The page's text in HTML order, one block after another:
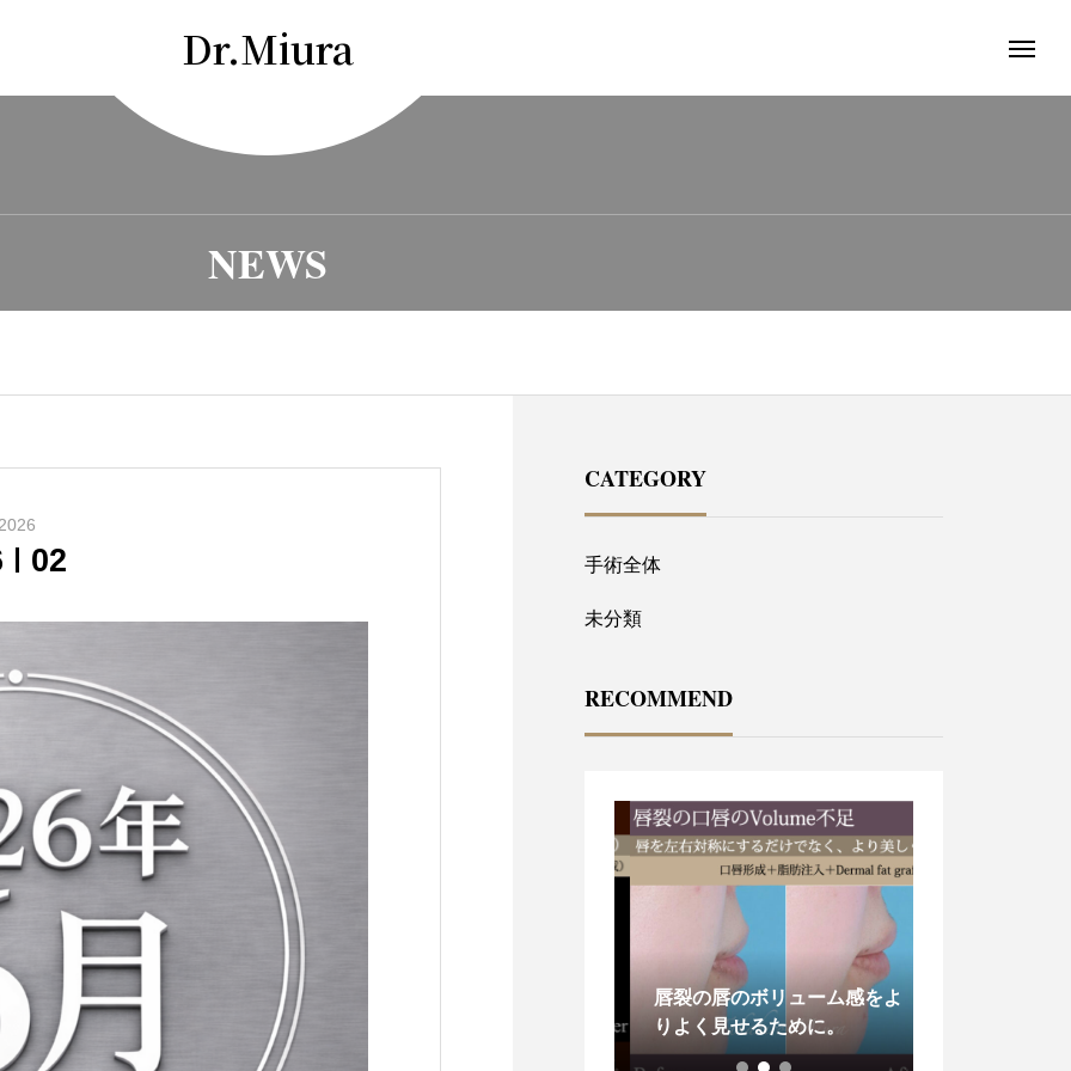
Dr.Miura
NEWS
02
CATEGORY
手術全体
未分類
RECOMMEND
手術におけるこだわり１
唇裂の唇のボリューム感をよ
りよく見せるために。